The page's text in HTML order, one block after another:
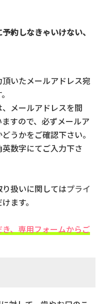
約しなきゃいけない、
いたメールアドレス宛
メールアドレスを間
すので、必ずメールア
うかをご確認下さい。
数字にてご入力下さ
扱いに関してはプライ
ます。
、専用フォームからご